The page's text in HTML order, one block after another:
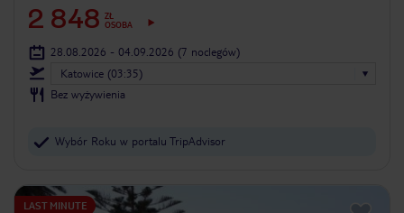
2 848 ZŁ
OSOBA
28.08.2026 - 04.09.2026 (7 noclegów)
Katowice (03:35)
Bez wyżywienia
Wybór Roku w portalu TripAdvisor
LAST MINUTE